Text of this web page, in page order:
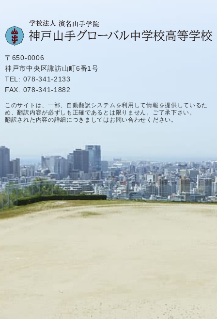
〒650-0006
神戸市中央区諏訪山町6番1号
TEL: 078-341-2133
FAX: 078-341-1882
このサイトは、一部、自動翻訳システムを利用して情報を提供しているた
め、翻訳内容が必ずしも正確であるとは限りません。ご了承下さい。
翻訳された内容の詳細につきましてはお問い合わせください。